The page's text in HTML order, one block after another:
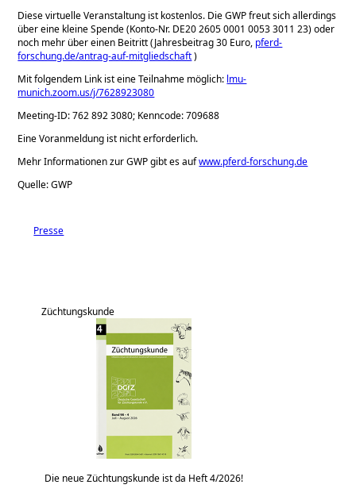
Diese virtuelle Veranstaltung ist kostenlos. Die GWP freut sich allerdings
über eine kleine Spende (Konto-Nr. DE20 2605 0001 0053 3011 23) oder
noch mehr über einen Beitritt (Jahresbeitrag 30 Euro, pferd-
forschung.de/antrag-auf-mitgliedschaft)
Mit folgendem Link ist eine Teilnahme möglich: lmu-
munich.zoom.us/j/7628923080
Meeting-ID: 762 892 3080; Kenncode: 709688
Eine Voranmeldung ist nicht erforderlich.
Mehr Informationen zur GWP gibt es aufwww.pferd-forschung.de
Quelle: GWP
Presse
Züchtungskunde
Die neue Züchtungskunde ist da Heft 4/2026!